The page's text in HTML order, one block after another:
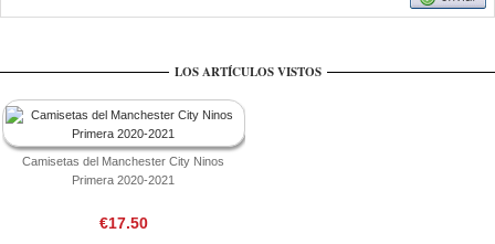
LOS ARTÍCULOS VISTOS
Camisetas del Manchester City Ninos
Primera 2020-2021
€17.50